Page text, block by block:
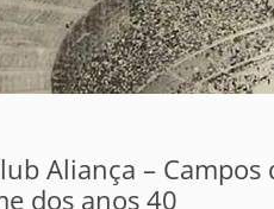
Aliança – Campos
dos anos 40